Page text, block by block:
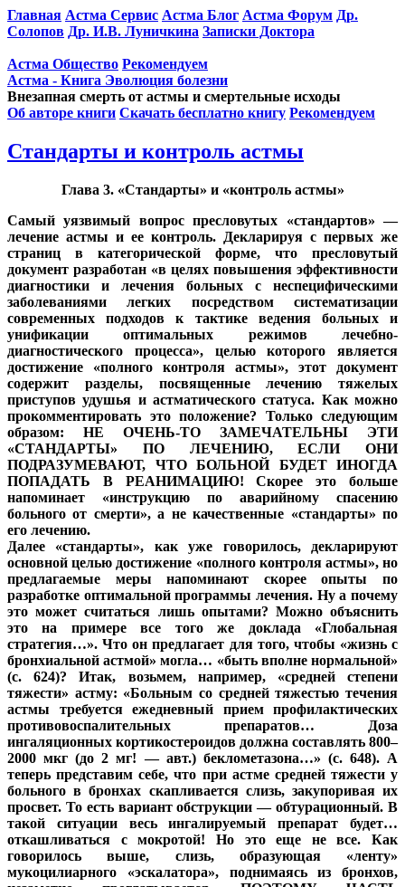
Главная Астма Сервис Астма Блог Астма Форум Др.
Солопов Др. И.В. Луничкина Записки Доктора
Астма Общество Рекомендуем
Астма - Книга Эволюция болезни
Внезапная смерть от астмы и смертельные исходы
Об авторе книги Скачать бесплатно книгу Рекомендуем
Стандарты и контроль астмы
Глава 3. «Стандарты» и «контроль астмы»
Самый уязвимый вопрос пресловутых «стандартов» —
лечение астмы и ее контроль. Декларируя с первых же
страниц в категорической форме, что пресловутый
документ разработан «в целях повышения эффективности
диагностики и лечения больных с неспецифическими
заболеваниями легких посредством систематизации
современных подходов к тактике ведения больных и
унификации оптимальных режимов лечебно-
диагностического процесса», целью которого является
достижение «полного контроля астмы», этот документ
содержит разделы, посвященные лечению тяжелых
приступов удушья и астматического статуса. Как можно
прокомментировать это положение? Только следующим
образом: НЕ ОЧЕНЬ-ТО ЗАМЕЧАТЕЛЬНЫ ЭТИ
«СТАНДАРТЫ» ПО ЛЕЧЕНИЮ, ЕСЛИ ОНИ
ПОДРАЗУМЕВАЮТ, ЧТО БОЛЬНОЙ БУДЕТ ИНОГДА
ПОПАДАТЬ В РЕАНИМАЦИЮ! Скорее это больше
напоминает «инструкцию по аварийному спасению
больного от смерти», а не качественные «стандарты» по
его лечению.
Далее «стандарты», как уже говорилось, декларируют
основной целью достижение «полного контроля астмы», но
предлагаемые меры напоминают скорее опыты по
разработке оптимальной программы лечения. Ну а почему
это может считаться лишь опытами? Можно объяснить
это на примере все того же доклада «Глобальная
стратегия…». Что он предлагает для того, чтобы «жизнь с
бронхиальной астмой» могла… «быть вполне нормальной»
(с. 624)? Итак, возьмем, например, «средней степени
тяжести» астму: «Больным со средней тяжестью течения
астмы требуется ежедневный прием профилактических
противовоспалительных препаратов… Доза
ингаляционных кортикостероидов должна составлять 800–
2000 мкг (до 2 мг! — авт.) беклометазона…» (с. 648). А
теперь представим себе, что при астме средней тяжести у
больного в бронхах скапливается слизь, закупоривая их
просвет. То есть вариант обструкции — обтурационный. В
такой ситуации весь ингалируемый препарат будет…
откашливаться с мокротой! Но это еще не все. Как
говорилось выше, слизь, образующая «ленту»
мукоцилиарного «эскалатора», поднимаясь из бронхов,